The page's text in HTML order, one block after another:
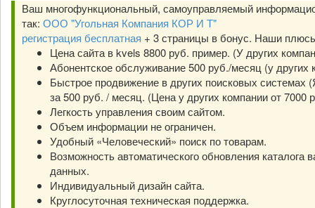
Ваш многофункциональный, самоуправляемый
так: ООО "Угольная Компания КОР И Т"
регистрация бесплатная + 3 страницы в бонус. Наши
Цена сайта в kvels 8800 руб. пример. (У других
Абонентское обслуживание 500 руб./месяц (у других
Быстрое продвижение в других поисковых системах
за 500 руб. / месяц. (Цена у других компании от 7000
Легкость управления своим сайтом.
Объем информации не ограничен.
Удобный «Человеческий» поиск по товарам.
Возможность автоматического обновления каталога
данных.
Индивидуальный дизайн сайта.
Круглосуточная техническая поддержка.